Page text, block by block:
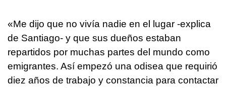
«Me dijo que no vivía nadie en el lugar -explica
de Santiago- y que sus dueños estaban
repartidos por muchas partes del mundo como
emigrantes. Así empezó una odisea que requirió
diez años de trabajo y constancia para contactar